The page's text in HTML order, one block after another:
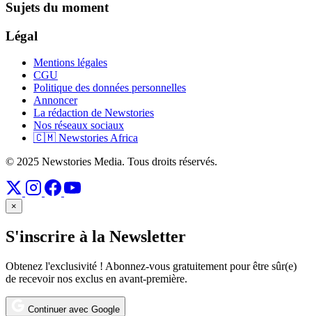
Sujets du moment
Légal
Mentions légales
CGU
Politique des données personnelles
Annoncer
La rédaction de Newstories
Nos réseaux sociaux
🇨🇲 Newstories Africa
© 2025 Newstories Media. Tous droits réservés.
×
S'inscrire à la Newsletter
Obtenez l'exclusivité ! Abonnez-vous gratuitement pour être sûr(e)
de recevoir nos exclus en avant-première.
Continuer avec Google